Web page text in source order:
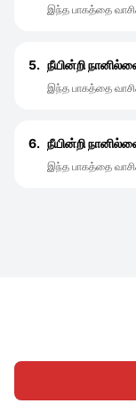
இந்த பாகத்தை
5. நீயின்றி
இந்த பாகத்தை
6. நீயின்றி
இந்த பாகத்தை
முகப்பு வகைகள்